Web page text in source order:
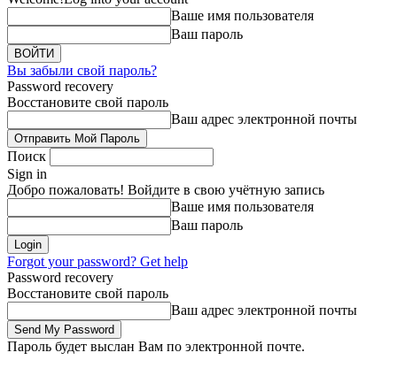
Ваше имя пользователя
Ваш пароль
Вы забыли свой пароль?
Password recovery
Восстановите свой пароль
Ваш адрес электронной почты
Поиск
Sign in
Добро пожаловать! Войдите в свою учётную запись
Ваше имя пользователя
Ваш пароль
Forgot your password? Get help
Password recovery
Восстановите свой пароль
Ваш адрес электронной почты
Пароль будет выслан Вам по электронной почте.